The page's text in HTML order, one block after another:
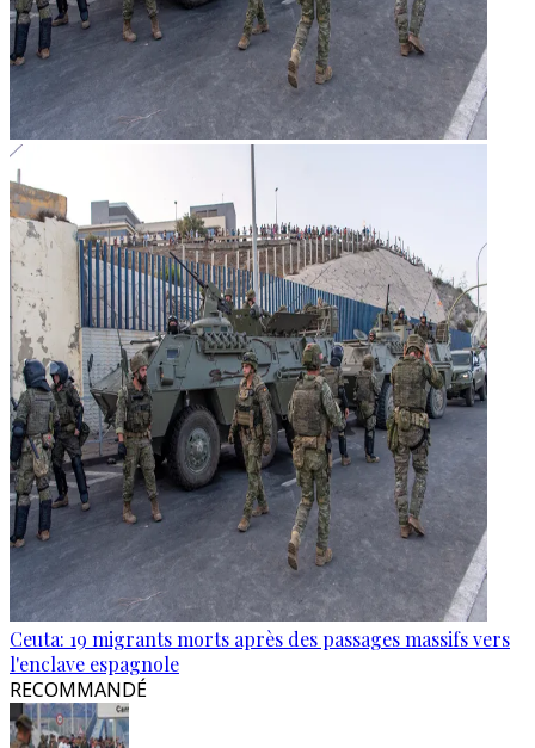
Ceuta: 19 migrants morts après des passages massifs vers
l'enclave espagnole
RECOMMANDÉ